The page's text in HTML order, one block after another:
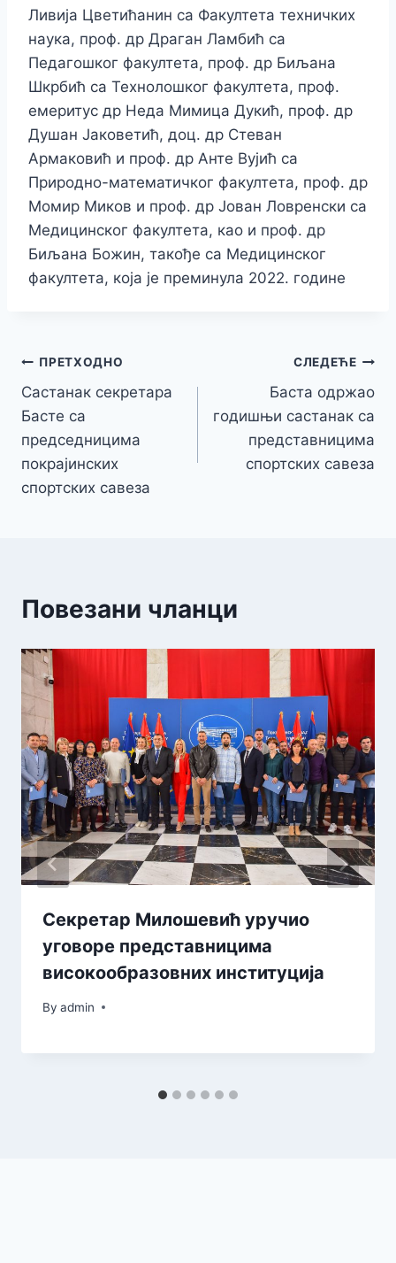
Ливија Цветићанин са Факултета техничких
наука, проф. др Драган Ламбић са
Педагошког факултета, проф. др Биљана
Шкрбић са Технолошког факултета, проф.
емеритус др Неда Мимица Дукић, проф. др
Душан Јаковетић, доц. др Стеван
Армаковић и проф. др Анте Вујић са
Природно-математичког факултета, проф. др
Момир Миков и проф. др Јован Ловренски са
Медицинског факултета, као и проф. др
Биљана Божин, такође са Медицинског
факултета, која је преминула 2022. године
Кретање
чланка
ПРЕТХОДНО
Састанак секретара
Басте са
председницима
покрајинских
спортских савеза
СЛЕДЕЋЕ
Баста одржао
годишњи састанак са
представницима
спортских савеза
Повезани чланци
Секретар Милошевић уручио
уговоре представницима
високообразовних институција
By admin